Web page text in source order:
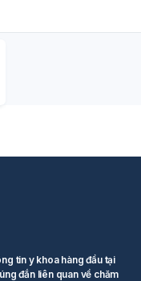
tin y khoa hàng đầu tại
đắn liên quan về chăm